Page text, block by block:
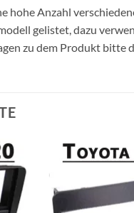
hohe Anzahl
gelistet, dazu
zu dem Produkt bitte